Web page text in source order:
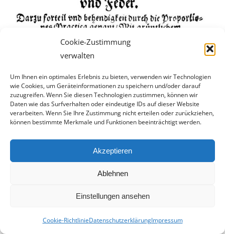
Cookie-Zustimmung
verwalten
Um Ihnen ein optimales Erlebnis zu bieten, verwenden wir Technologien
wie Cookies, um Geräteinformationen zu speichern und/oder darauf
zuzugreifen. Wenn Sie diesen Technologien zustimmen, können wir
Daten wie das Surfverhalten oder eindeutige IDs auf dieser Website
verarbeiten. Wenn Sie Ihre Zustimmung nicht erteilen oder zurückziehen,
können bestimmte Merkmale und Funktionen beeinträchtigt werden.
Akzeptieren
Ablehnen
Einstellungen ansehen
Cookie-RichtlinieDatenschutzerklärungImpressum